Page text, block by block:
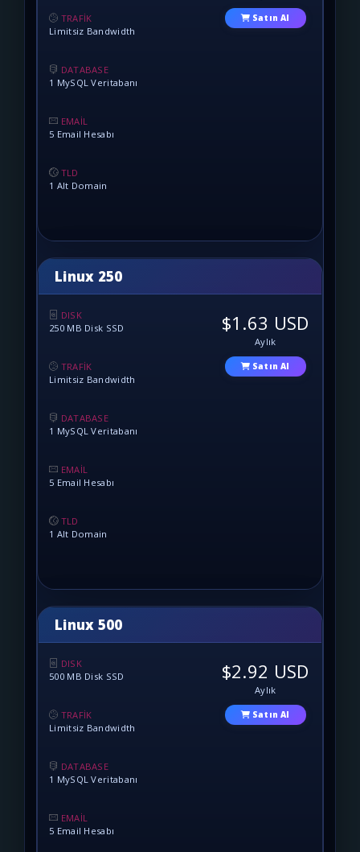
TRAFİK
Limitsiz Bandwidth
DATABASE
1 MySQL Veritabanı
EMAİL
5 Email Hesabı
TLD
1 Alt Domain
Satın Al
Linux 250
DISK
250 MB Disk SSD
TRAFİK
Limitsiz Bandwidth
DATABASE
1 MySQL Veritabanı
EMAİL
5 Email Hesabı
TLD
1 Alt Domain
$1.63 USD
Aylık
Satın Al
Linux 500
DISK
500 MB Disk SSD
TRAFİK
Limitsiz Bandwidth
DATABASE
1 MySQL Veritabanı
EMAİL
5 Email Hesabı
$2.92 USD
Aylık
Satın Al